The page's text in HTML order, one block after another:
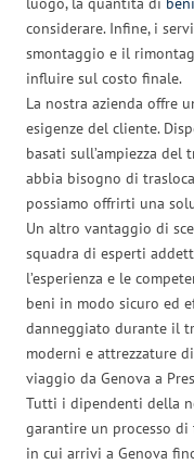
considerare. Infine, i
smontaggio e il
influire sul costo finale.
La nostra azienda offre
esigenze del cliente.
basati sull’ampiezza del
abbia bisogno di
possiamo offrirti una
Un altro vantaggio di
squadra di esperti
l’esperienza e le
beni in modo sicuro ed
danneggiato durante il
moderni e attrezzature
viaggio da Genova a
Tutti i dipendenti della
garantire un processo di
in cui arrivi a Genova